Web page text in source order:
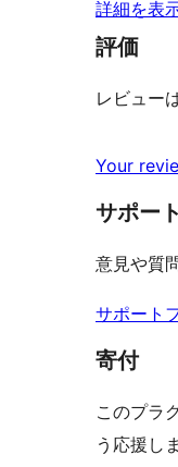
詳細を表
評価
レビュー
Your
サポート
意見や質
サポート
寄付
このプラ
う応援し